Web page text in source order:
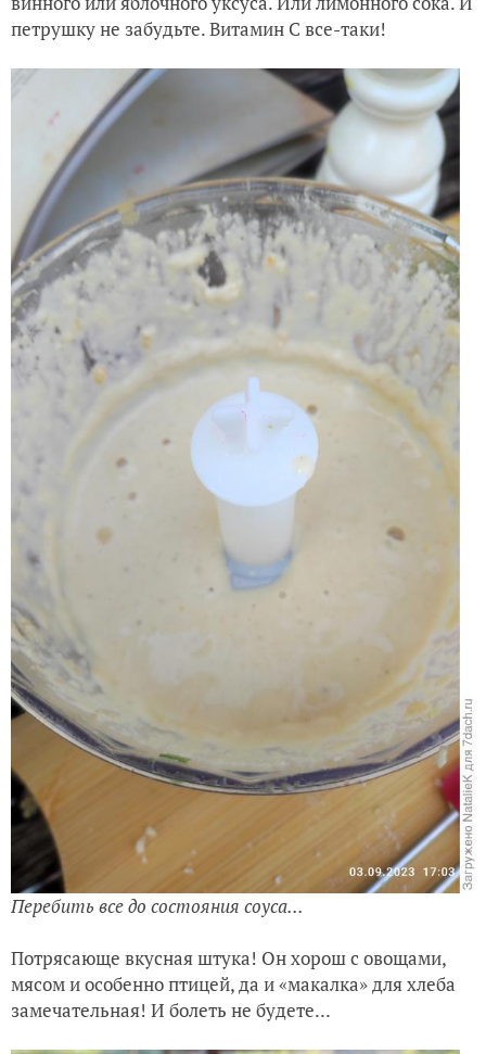
петрушку не забудьте. Витамин С все-таки!
Перебить все до состояния соуса...
Потрясающе вкусная штука! Он хорош с овощами,
мясом и особенно птицей, да и «макалка» для хлеба
замечательная! И болеть не будете...